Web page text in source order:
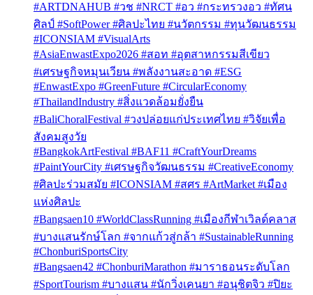
#ARTDNAHUB #วช #NRCT #อว #กระทรวงอว #ทัศน
ศิลป์ #SoftPower #ศิลปะไทย #นวัตกรรม #ทุนวัฒนธรรม
#ICONSIAM #VisualArts
#AsiaEnwastExpo2026 #สอท #อุตสาหกรรมสีเขียว
#เศรษฐกิจหมุนเวียน #พลังงานสะอาด #ESG
#EnwastExpo #GreenFuture #CircularEconomy
#ThailandIndustry #สิ่งแวดล้อมยั่งยืน
#BaliChoralFestival #วงปล่อยแก่ประเทศไทย #วิจัยเพื่อ
สังคมสูงวัย
#BangkokArtFestival #BAF11 #CraftYourDreams
#PaintYourCity #เศรษฐกิจวัฒนธรรม #CreativeEconomy
#ศิลปะร่วมสมัย #ICONSIAM #สศร #ArtMarket #เมือง
แห่งศิลปะ
#Bangsaen10 #WorldClassRunning #เมืองกีฬาเวิลด์คลาส
#บางแสนรักษ์โลก #จากแก้วสู่กล้า #SustainableRunning
#ChonburiSportsCity
#Bangsaen42 #ChonburiMarathon #มาราธอนระดับโลก
#SportTourism #บางแสน #นักวิ่งเคนยา #อนุชิตจิว #ปิยะ